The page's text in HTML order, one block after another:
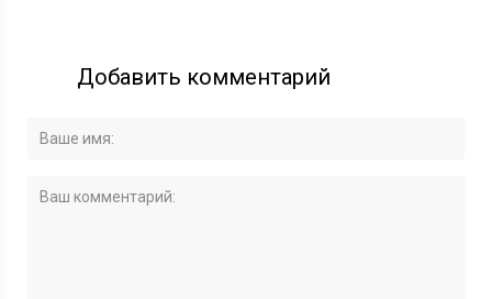
Добавить комментарий